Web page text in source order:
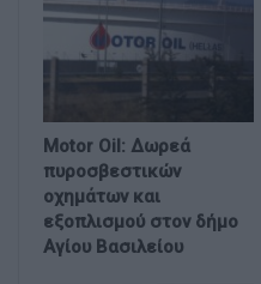
Motor Oil: Δωρεά
πυροσβεστικών
οχημάτων και
εξοπλισμού στον δήμο
Αγίου Βασιλείου